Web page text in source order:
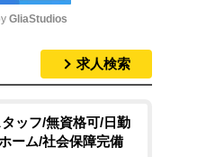
GliaStudios
求人検索
タッフ/無資格可/日勤
ーム/社会保障完備